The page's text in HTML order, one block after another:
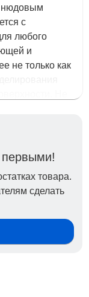
нюдовым
с
любого
и
не только как
Не
текстуру,
ее
блестящий
будь то
и
первыми!
товара.
сделать